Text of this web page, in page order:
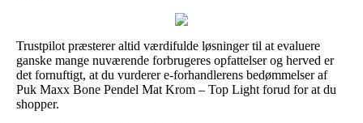
Trustpilot præsterer altid værdifulde løsninger til at evaluere
ganske mange nuværende forbrugeres opfattelser og herved er
det fornuftigt, at du vurderer e-forhandlerens bedømmelser af
Puk Maxx Bone Pendel Mat Krom – Top Light forud for at du
shopper.